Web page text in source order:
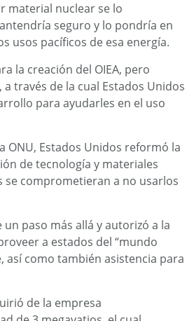
material nuclear se lo
seguro y lo pondría en
usos pacíficos de esa energía.
la creación del OIEA, pero
través de la cual Estados Unidos
para ayudarles en el uso
ONU, Estados Unidos reformó la
de tecnología y materiales
se comprometieran a no usarlos
paso más allá y autorizó a la
a estados del “mundo
así como también asistencia para
de la empresa